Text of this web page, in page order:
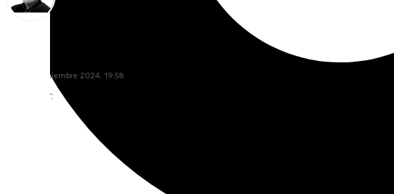
jueves, 5 diciembre 2024, 19:58
Compartir: